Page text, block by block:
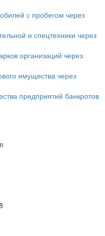
с пробегом через
и спецтехники через
организаций через
имущества через
предприятий банкротов